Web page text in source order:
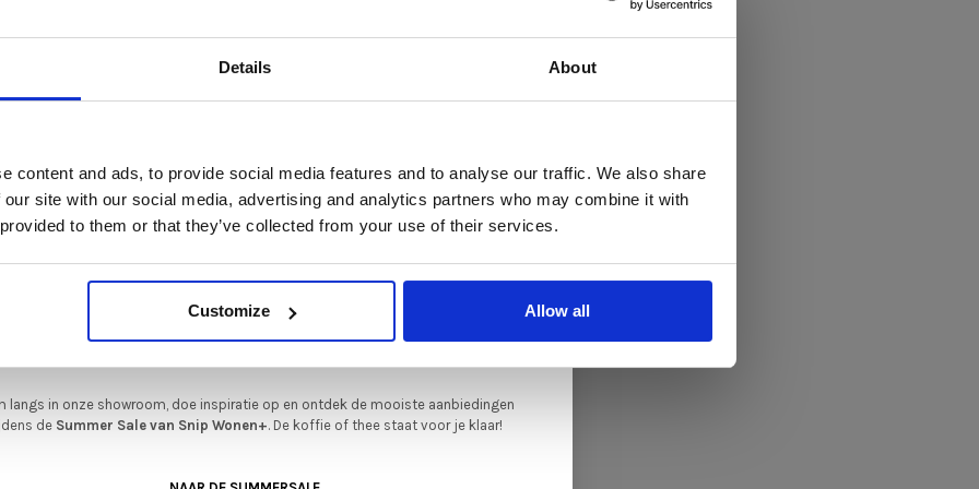
Details About
content and ads, to provide social media features and to analyse our traffic. We also share
site with our social media, advertising and analytics partners who may combine it with
to them or that they’ve collected from your use of their services.
Customize Allow all
leer
De Summer Sale bij Snip Wonen+ is gestart!
In onze showroom vind je een uitgebreide selectie designmeubelen van
Nederlandse en Europese merken. Onder andere showroommodellen
Sculptures Jeux Artisanzijn nu extra voordelig
om jouw favoriete designmeubel geheel naar wens samen te stellen,
met de kwaliteit, het comfort en de uitstraling die je van Snip Wonen+ mag
langs in onze showroom, doe inspiratie op en ontdek de mooiste aanbiedingen
de Summer Sale van Snip Wonen+. De koffie of thee staat voor je klaar!